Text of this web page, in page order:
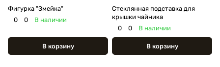
Фигурка "Змейка"
0
0 В наличии
В корзину
Стеклянная подставка для
крышки чайника
0
0 В наличии
В корзину